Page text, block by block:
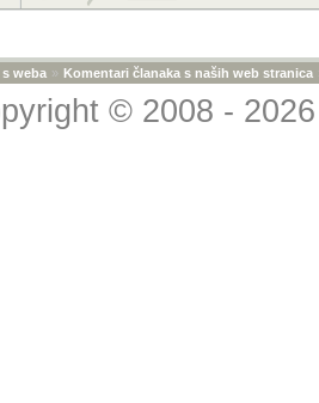
weba » Komentari članaka s naših web stranica
© 2008 -